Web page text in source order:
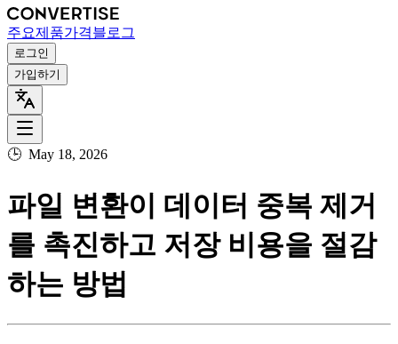
주요제품가격블로그
로그인
가입하기
🕒 May 18, 2026
파일 변환이 데이터 중복 제거
를 촉진하고 저장 비용을 절감
하는 방법